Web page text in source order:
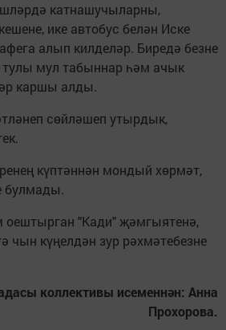
катнашучыларны,
ике автобус белән Иске
алып килделәр. Биредә безне
тулы мул табыннар һәм ачык
каршы алды.
сөйләшеп утырдык,
күптәннән мондый хөрмәт,
булмады.
"Кади" җәмгыятенә,
чын күңелдән зур рәхмәтебезне
коллективы исеменнән: Анна
Прохорова.